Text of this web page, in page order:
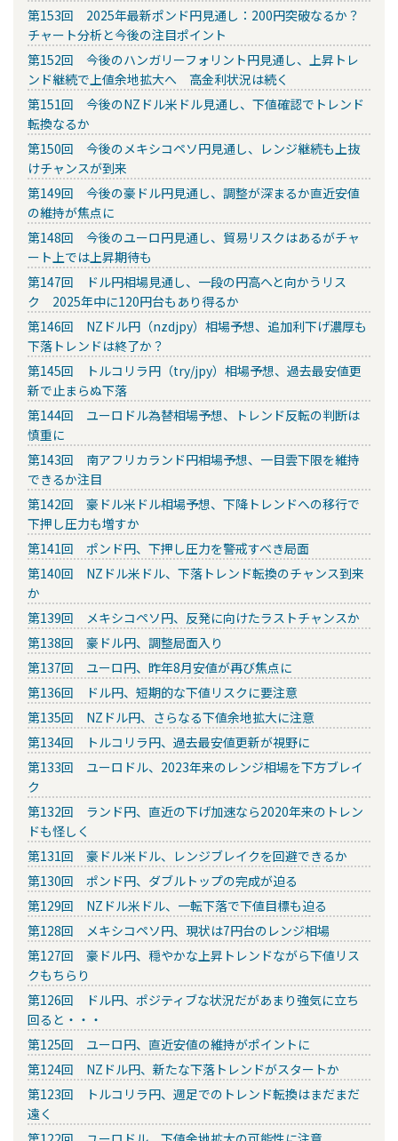
第153回 2025年最新ポンド円見通し：200円突破なるか？
チャート分析と今後の注目ポイント
第152回 今後のハンガリーフォリント円見通し、上昇トレ
ンド継続で上値余地拡大へ 高金利状況は続く
第151回 今後のNZドル米ドル見通し、下値確認でトレンド
転換なるか
第150回 今後のメキシコペソ円見通し、レンジ継続も上抜
けチャンスが到来
第149回 今後の豪ドル円見通し、調整が深まるか直近安値
の維持が焦点に
第148回 今後のユーロ円見通し、貿易リスクはあるがチャ
ート上では上昇期待も
第147回 ドル円相場見通し、一段の円高へと向かうリス
ク 2025年中に120円台もあり得るか
第146回 NZドル円（nzdjpy）相場予想、追加利下げ濃厚も
下落トレンドは終了か？
第145回 トルコリラ円（try/jpy）相場予想、過去最安値更
新で止まらぬ下落
第144回 ユーロドル為替相場予想、トレンド反転の判断は
慎重に
第143回 南アフリカランド円相場予想、一目雲下限を維持
できるか注目
第142回 豪ドル米ドル相場予想、下降トレンドへの移行で
下押し圧力も増すか
第141回 ポンド円、下押し圧力を警戒すべき局面
第140回 NZドル米ドル、下落トレンド転換のチャンス到来
か
第139回 メキシコペソ円、反発に向けたラストチャンスか
第138回 豪ドル円、調整局面入り
第137回 ユーロ円、昨年8月安値が再び焦点に
第136回 ドル円、短期的な下値リスクに要注意
第135回 NZドル円、さらなる下値余地拡大に注意
第134回 トルコリラ円、過去最安値更新が視野に
第133回 ユーロドル、2023年来のレンジ相場を下方ブレイ
ク
第132回 ランド円、直近の下げ加速なら2020年来のトレン
ドも怪しく
第131回 豪ドル米ドル、レンジブレイクを回避できるか
第130回 ポンド円、ダブルトップの完成が迫る
第129回 NZドル米ドル、一転下落で下値目標も迫る
第128回 メキシコペソ円、現状は7円台のレンジ相場
第127回 豪ドル円、穏やかな上昇トレンドながら下値リス
クもちらり
第126回 ドル円、ポジティブな状況だがあまり強気に立ち
回ると・・・
第125回 ユーロ円、直近安値の維持がポイントに
第124回 NZドル円、新たな下落トレンドがスタートか
第123回 トルコリラ円、週足でのトレンド転換はまだまだ
遠く